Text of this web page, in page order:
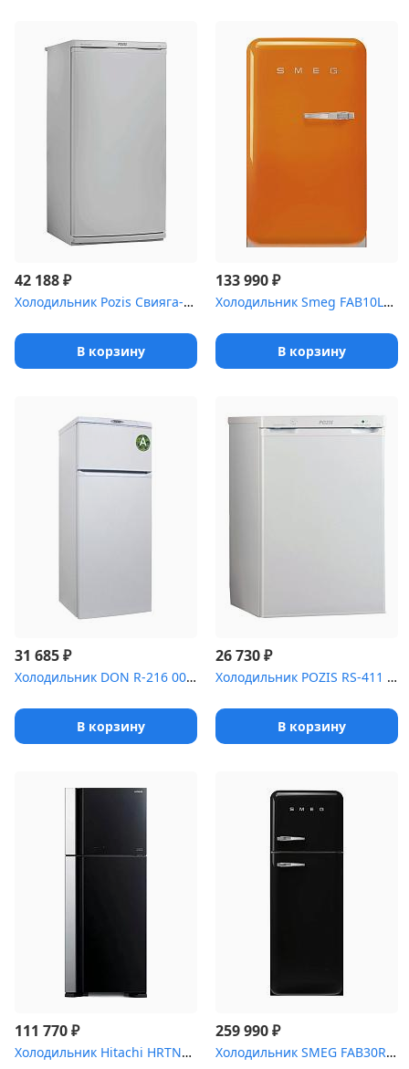
42 188₽
Холодильник Pozis Свияга-404-1 серебристый
В корзину
133 990₽
Холодильник Smeg FAB10LOR6
В корзину
31 685₽
Холодильник DON R-216 005 В (белый)
В корзину
26 730₽
Холодильник POZIS RS-411 С 120л бежевый((ВхШхГ) 85х54х55см. Отде...
В корзину
111 770₽
Холодильник Hitachi HRTN7489DFGBKCS
259 990₽
Холодильник SMEG FAB30RBL5 (стиль 50-х годов, 60 см, черный, петл...